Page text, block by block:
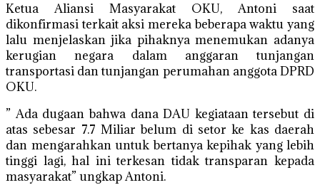
Ketua Aliansi Masyarakat OKU, Antoni saat
dikonfirmasi terkait aksi mereka beberapa waktu yang
lalu menjelaskan jika pihaknya menemukan adanya
kerugian negara dalam anggaran tunjangan
transportasi dan tunjangan perumahan anggota DPRD
OKU.
” Ada dugaan bahwa dana DAU kegiataan tersebut di
atas sebesar 7.7 Miliar belum di setor ke kas daerah
dan mengarahkan untuk bertanya kepihak yang lebih
tinggi lagi, hal ini terkesan tidak transparan kepada
masyarakat” ungkap Antoni.